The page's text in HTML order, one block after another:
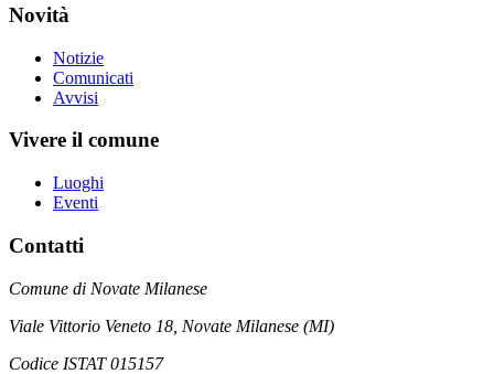
Novità
Notizie
Comunicati
Avvisi
Vivere il comune
Luoghi
Eventi
Contatti
Comune di Novate Milanese
Viale Vittorio Veneto 18, Novate Milanese (MI)
Codice ISTAT 015157